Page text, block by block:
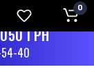
ГРН
54-40
0